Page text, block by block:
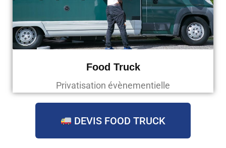
Food Truck
Privatisation évènementielle
DEVIS FOOD TRUCK